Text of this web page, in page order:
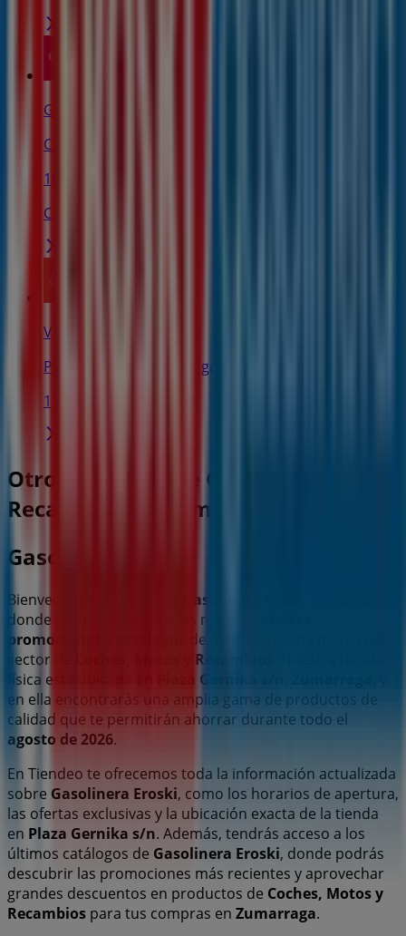
GAES
C Areizaga 4, Urretxu
108 m
Cerrado
Valentine
Pl. Navarra, 1, Zumarraga
112 m
Otros negocios de Coches, Motos y
Recambios en Zumarraga
Gasolinera Eroski
Bienvenido a la tienda de Gasolinera Eroski
donde podrás descubrir las mejores
promociones
de esta destacada marca del
sector de
Coches, Motos y Recambios
física está ubicada en
Plaza Gernika s/n
en ella encontrarás una amplia gama de productos de
calidad que te permitirán ahorrar durante todo el
agosto de 2026.
En Tiendeo te ofrecemos toda la información actualizada
sobre Gasolinera Eroski, como los horarios de apertura,
las ofertas exclusivas y la ubicación exacta de la tienda
en Plaza Gernika s/n. Además, tendrás acceso a los
últimos catálogos de Gasolinera Eroski, donde podrás
descubrir las promociones más recientes y aprovechar
grandes descuentos en productos de Coches, Motos y
Recambios para tus compras en Zumarraga.